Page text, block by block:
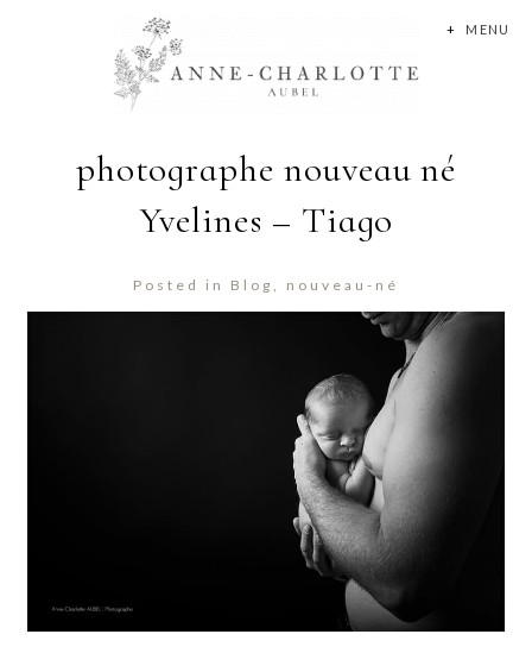
MENU
+
photographe nouveau né
Yvelines – Tiago
Posted in Blog , nouveau-né